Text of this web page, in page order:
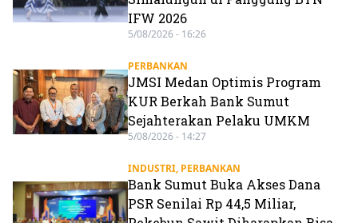
IFW 2026
5/08/2026 - 16:26
PERBANKAN
JMSI Medan Optimis Program
KUR Berkah Bank Sumut
Sejahterakan Pelaku UMKM
5/08/2026 - 14:27
INDUSTRI, PERBANKAN
Bank Sumut Buka Akses Dana
PSR Senilai Rp 44,5 Miliar,